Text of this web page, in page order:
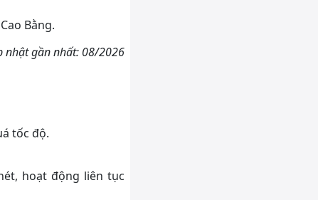
Bằng.
nhật gần nhất: 08/2026
tốc độ.
hoạt động liên tục